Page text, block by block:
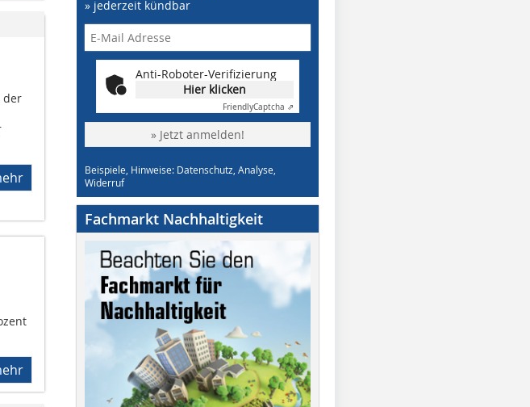
der
» jederzeit kündbar
Anti-Roboter-Verifizierung
Hier klicken
FriendlyCaptcha ⇗
» Jetzt anmelden!
Beispiele, Hinweise: Datenschutz, Analyse,
Widerruf
Fachmarkt Nachhaltigkeit